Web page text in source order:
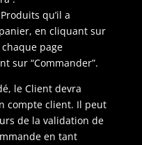
qu’il a
en cliquant sur
chaque page
sur “Commander”.
le Client devra
compte client. Il peut
de la validation de
en tant